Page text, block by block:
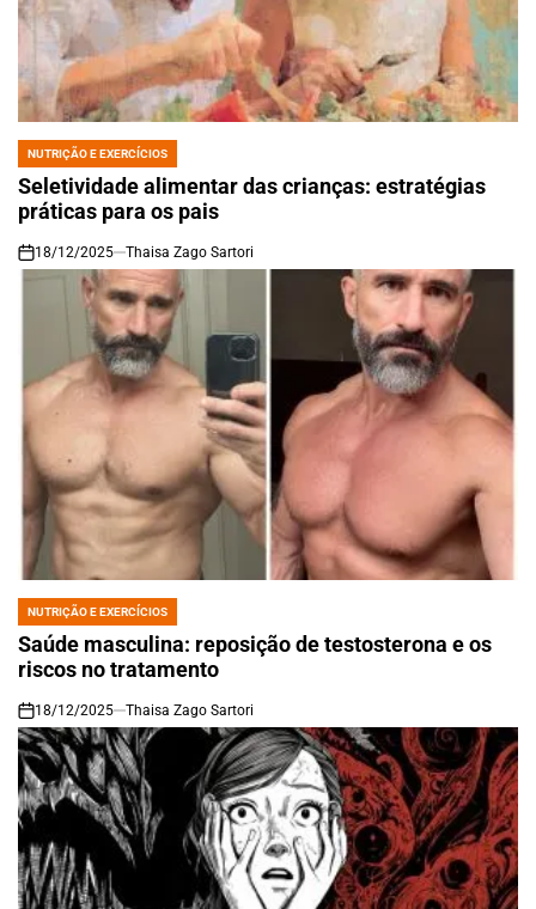
POSTED
IN
NUTRIÇÃO E EXERCÍCIOS
Seletividade alimentar das crianças: estratégias
práticas para os pais
on
18/12/2025 Thaisa Zago Sartori
POSTED
IN
NUTRIÇÃO E EXERCÍCIOS
Saúde masculina: reposição de testosterona e os
riscos no tratamento
on
18/12/2025 Thaisa Zago Sartori